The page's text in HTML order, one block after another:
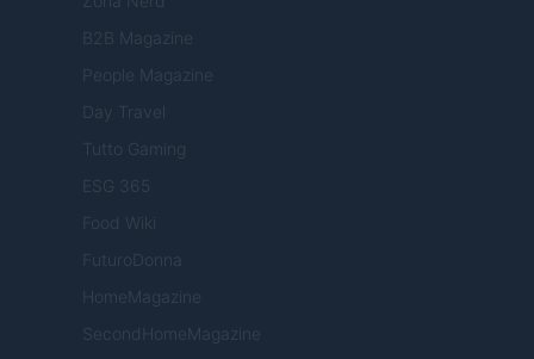
B2B Magazine
People Magazine
Day Travel
Tutto Gaming
ESG 365
Food Wiki
FuturoDonna
HomeMagazine
SecondHomeMagazine